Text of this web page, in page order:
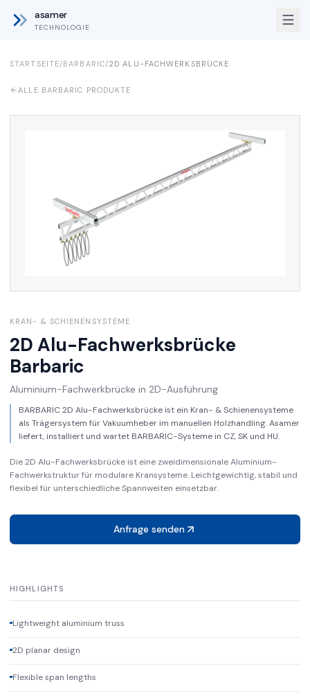
asamer
TECHNOLOGIE
STARTSEITE/BARBARIC/2D ALU-FACHWERKSBRÜCKE
ALLE BARBARIC PRODUKTE
KRAN- & SCHIENENSYSTEME
2D Alu-Fachwerksbrücke
Barbaric
Aluminium-Fachwerkbrücke in 2D-Ausführung
BARBARIC 2D Alu-Fachwerksbrücke ist ein Kran- & Schienensysteme
als Trägersystem für Vakuumheber im manuellen Holzhandling. Asamer
liefert, installiert und wartet BARBARIC-Systeme in CZ, SK und HU.
Die 2D Alu-Fachwerksbrücke ist eine zweidimensionale Aluminium-
Fachwerkstruktur für modulare Kransysteme. Leichtgewichtig, stabil und
flexibel für unterschiedliche Spannweiten einsetzbar.
Anfrage senden
HIGHLIGHTS
Lightweight aluminium truss
2D planar design
Flexible span lengths